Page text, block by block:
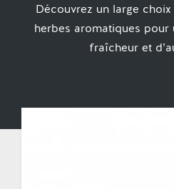
Découvrez un large
herbes aromatiques pour
fraîcheur et